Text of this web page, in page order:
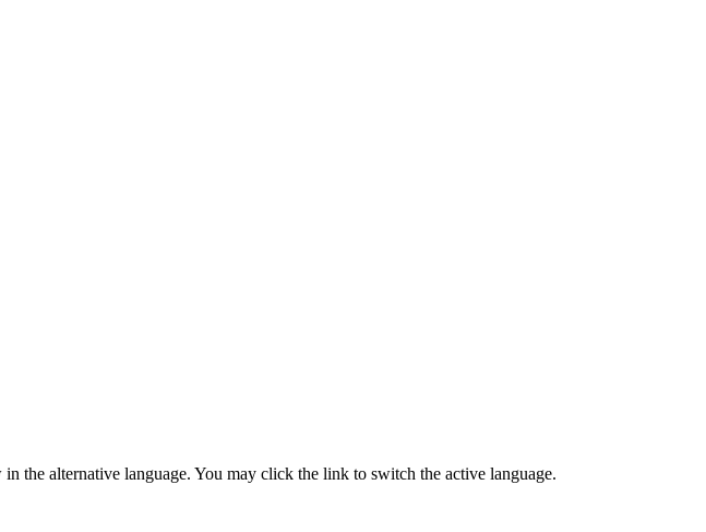
the alternative language. You may click the link to switch the active language.